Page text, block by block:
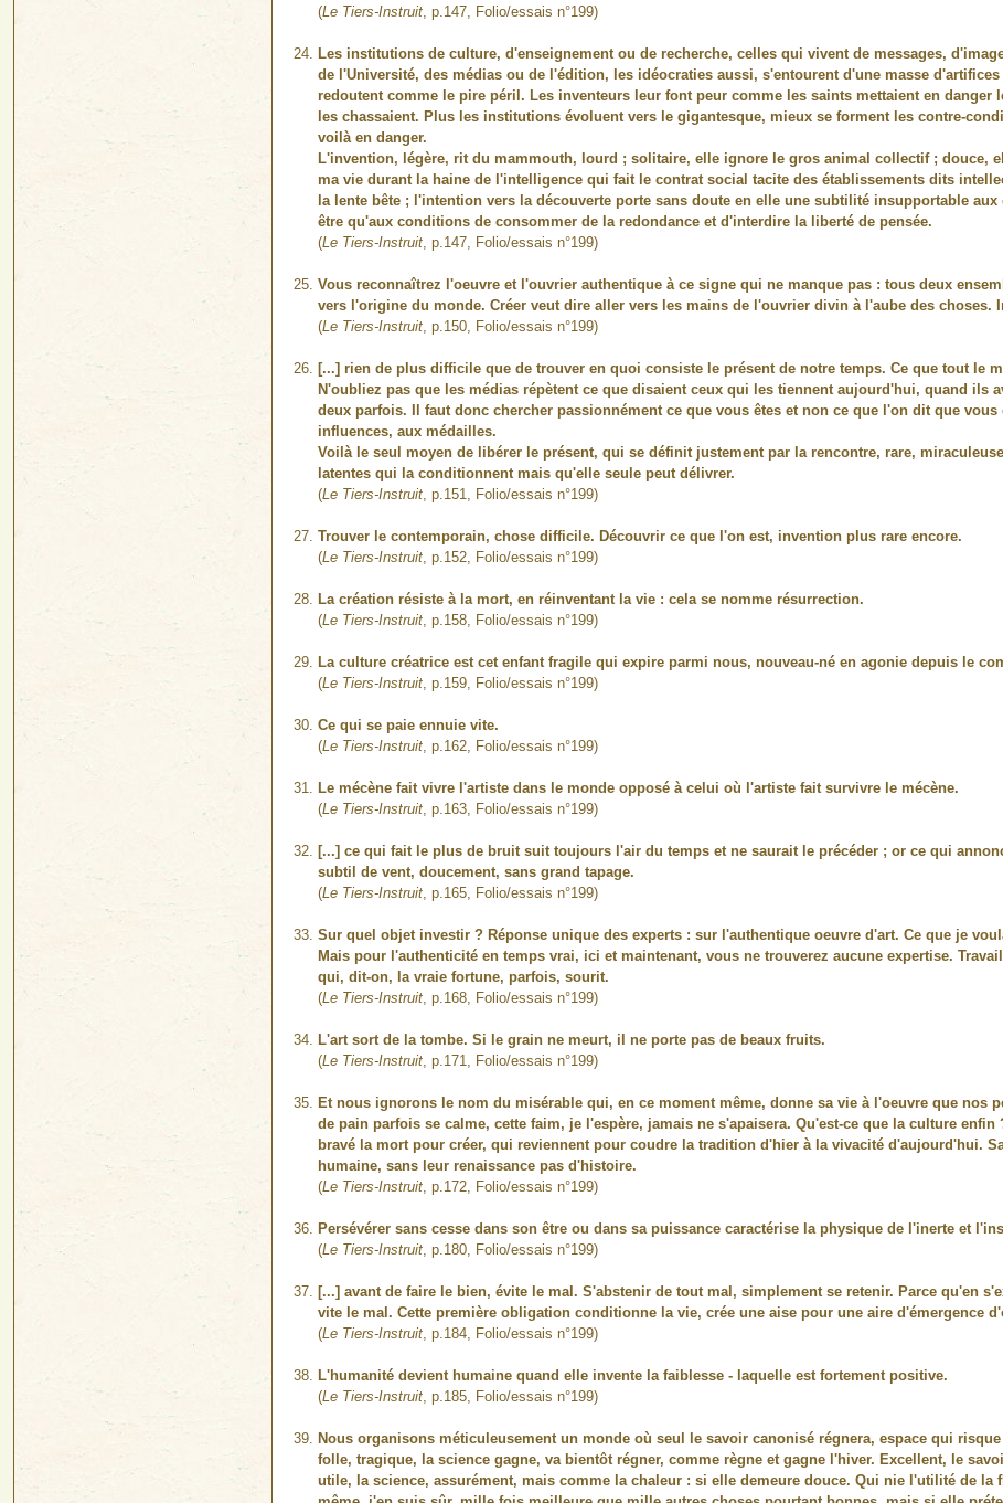
(Le Tiers-Instruit, p.147, Folio/essais n°199)
Les institutions de culture, d'enseignement ou de recherche, celles qui vivent de messages,
de l'Université, des médias ou de l'édition, les idéocraties aussi, s'entourent d'une masse
redoutent comme le pire péril. Les inventeurs leur font peur comme les saints mettaient en
les chassaient. Plus les institutions évoluent vers le gigantesque, mieux se forment les contre-
voilà en danger.
L'invention, légère, rit du mammouth, lourd ; solitaire, elle ignore le gros animal collectif ; douce,
ma vie durant la haine de l'intelligence qui fait le contrat social tacite des établissements dits
la lente bête ; l'intention vers la découverte porte sans doute en elle une subtilité insupportable
être qu'aux conditions de consommer de la redondance et d'interdire la liberté de pensée.
(Le Tiers-Instruit, p.147, Folio/essais n°199)
Vous reconnaîtrez l'oeuvre et l'ouvrier authentique à ce signe qui ne manque pas : tous deux
vers l'origine du monde. Créer veut dire aller vers les mains de l'ouvrier divin à l'aube des choses.
(Le Tiers-Instruit, p.150, Folio/essais n°199)
[...] rien de plus difficile que de trouver en quoi consiste le présent de notre temps. Ce que tout le
N'oubliez pas que les médias répètent ce que disaient ceux qui les tiennent aujourd'hui, quand ils
deux parfois. Il faut donc chercher passionnément ce que vous êtes et non ce que l'on dit que
influences, aux médailles.
Voilà le seul moyen de libérer le présent, qui se définit justement par la rencontre, rare,
latentes qui la conditionnent mais qu'elle seule peut délivrer.
(Le Tiers-Instruit, p.151, Folio/essais n°199)
Trouver le contemporain, chose difficile. Découvrir ce que l'on est, invention plus rare encore.
(Le Tiers-Instruit, p.152, Folio/essais n°199)
La création résiste à la mort, en réinventant la vie : cela se nomme résurrection.
(Le Tiers-Instruit, p.158, Folio/essais n°199)
La culture créatrice est cet enfant fragile qui expire parmi nous, nouveau-né en agonie depuis le
(Le Tiers-Instruit, p.159, Folio/essais n°199)
Ce qui se paie ennuie vite.
(Le Tiers-Instruit, p.162, Folio/essais n°199)
Le mécène fait vivre l'artiste dans le monde opposé à celui où l'artiste fait survivre le mécène.
(Le Tiers-Instruit, p.163, Folio/essais n°199)
[...] ce qui fait le plus de bruit suit toujours l'air du temps et ne saurait le précéder ; or ce qui
subtil de vent, doucement, sans grand tapage.
(Le Tiers-Instruit, p.165, Folio/essais n°199)
Sur quel objet investir ? Réponse unique des experts : sur l'authentique oeuvre d'art. Ce que je
Mais pour l'authenticité en temps vrai, ici et maintenant, vous ne trouverez aucune expertise.
qui, dit-on, la vraie fortune, parfois, sourit.
(Le Tiers-Instruit, p.168, Folio/essais n°199)
L'art sort de la tombe. Si le grain ne meurt, il ne porte pas de beaux fruits.
(Le Tiers-Instruit, p.171, Folio/essais n°199)
Et nous ignorons le nom du misérable qui, en ce moment même, donne sa vie à l'oeuvre que nos
de pain parfois se calme, cette faim, je l'espère, jamais ne s'apaisera. Qu'est-ce que la culture
bravé la mort pour créer, qui reviennent pour coudre la tradition d'hier à la vivacité d'aujourd'hui.
humaine, sans leur renaissance pas d'histoire.
(Le Tiers-Instruit, p.172, Folio/essais n°199)
Persévérer sans cesse dans son être ou dans sa puissance caractérise la physique de l'inerte et
(Le Tiers-Instruit, p.180, Folio/essais n°199)
[...] avant de faire le bien, évite le mal. S'abstenir de tout mal, simplement se retenir. Parce qu'en
vite le mal. Cette première obligation conditionne la vie, crée une aise pour une aire d'émergence
(Le Tiers-Instruit, p.184, Folio/essais n°199)
L'humanité devient humaine quand elle invente la faiblesse - laquelle est fortement positive.
(Le Tiers-Instruit, p.185, Folio/essais n°199)
Nous organisons méticuleusement un monde où seul le savoir canonisé régnera, espace qui
folle, tragique, la science gagne, va bientôt régner, comme règne et gagne l'hiver. Excellent, le
utile, la science, assurément, mais comme la chaleur : si elle demeure douce. Qui nie l'utilité de la